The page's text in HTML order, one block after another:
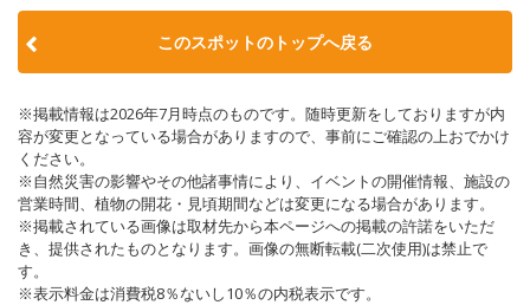
このスポットのトップへ戻る
※掲載情報は2026年7月時点のものです。随時更新をしておりますが内
容が変更となっている場合がありますので、事前にご確認の上おでかけ
ください。
※自然災害の影響やその他諸事情により、イベントの開催情報、施設の
営業時間、植物の開花・見頃期間などは変更になる場合があります。
※掲載されている画像は取材先から本ページへの掲載の許諾をいただ
き、提供されたものとなります。画像の無断転載(二次使用)は禁止で
す。
※表示料金は消費税8％ないし10％の内税表示です。